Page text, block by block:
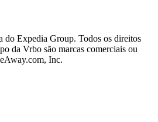
do Expedia Group. Todos os direitos
da Vrbo são marcas comerciais ou
Inc.